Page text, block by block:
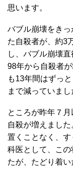
思います。
バブル崩壊をき
た自殺者が、約3
し、バブル崩壊
98年から自殺者
も13年間はずっ
まで減っていまし
ところが昨年７
自殺が増えまし
置くことなく、
科医として、こ
たが、たどり着い